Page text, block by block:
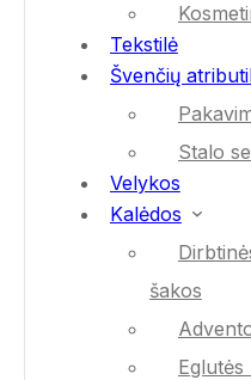
Tekstilė
Švenčių
Stalo
Velykos
Kalėdos
šakos
Eglutės